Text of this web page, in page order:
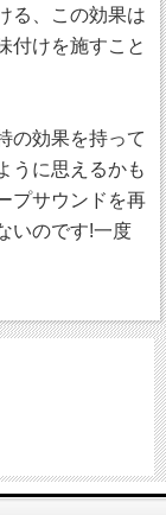
る、この効果は
付けを施すこと
の効果を持って
うに思えるかも
プサウンドを再
いのです!一度